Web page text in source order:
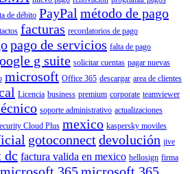
de débito PayPal método de pago
facturas recordatorios de pago
pago de servicios falta de pago
g suite solicitar cuentas pagar nuevas
microsoft Office 365 descargar area de clientes
Licencia business premium corporate teamviewer
soporte administrativo actualizaciones
Cloud Plus mexico kaspersky moviles
gotoconnectdevolución jive
dc factura valida en mexico hellosign firma